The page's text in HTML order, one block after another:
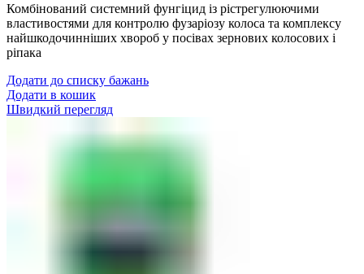
Комбінований системний фунгіцид із рістрегулюючими
властивостями для контролю фузаріозу колоса та комплексу
найшкодочинніших хвороб у посівах зернових колосових і
ріпака
Додати до списку бажань
Додати в кошик
Швидкий перегляд